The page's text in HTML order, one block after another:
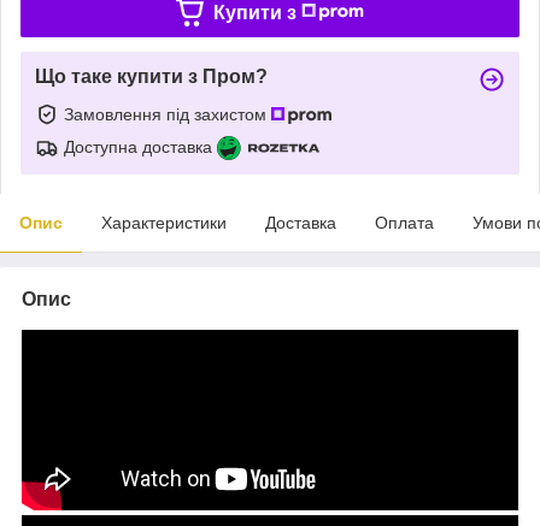
Купити з
Що таке купити з Пром?
Замовлення під захистом
Доступна доставка
Опис Характеристики Доставка Оплата Умови
Опис